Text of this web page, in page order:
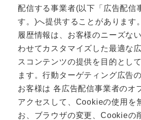
配信する事業者(以下「広告配信
す。)へ提供することがあります
履歴情報は、お客様のニーズな
わせてカスタマイズした最適な
スコンテンツの提供を目的とし
ます。行動ターゲティング広告
お客様は 各広告配信事業者のオ
アクセスして、Cookieの使用を
お、ブラウザの変更、Cookieの